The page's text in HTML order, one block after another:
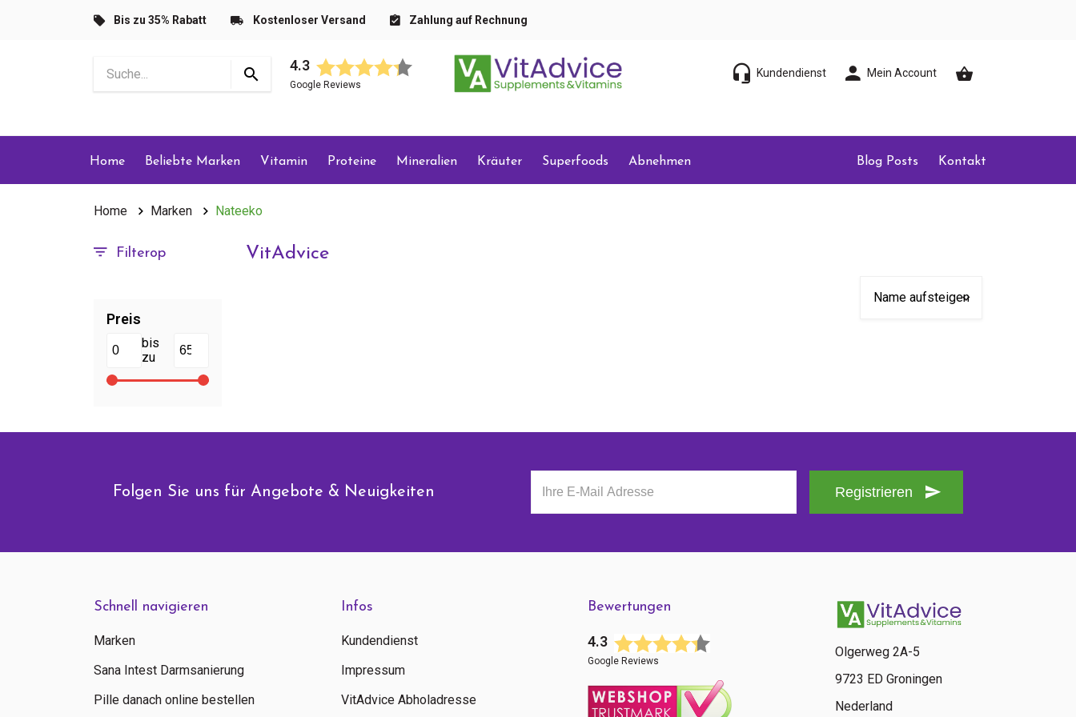
Bis zu 35% Rabatt Kostenloser Versand Zahlung auf Rechnung
4.3
Google Reviews
Kundendienst Mein Account
Home Beliebte Marken Vitamin Proteine Mineralien Kräuter Superfoods Abnehmen Blog Posts Kontakt
Home Marken Nateeko
Filterop
Preis
bis
zu
VitAdvice
Folgen Sie uns für Angebote & Neuigkeiten Registrieren
Schnell navigieren
Marken
Sana Intest Darmsanierung
Pille danach online bestellen
Infos
Kundendienst
Impressum
VitAdvice Abholadresse
Bewertungen
4.3
Google Reviews
Olgerweg 2A-5
9723 ED Groningen
Nederland